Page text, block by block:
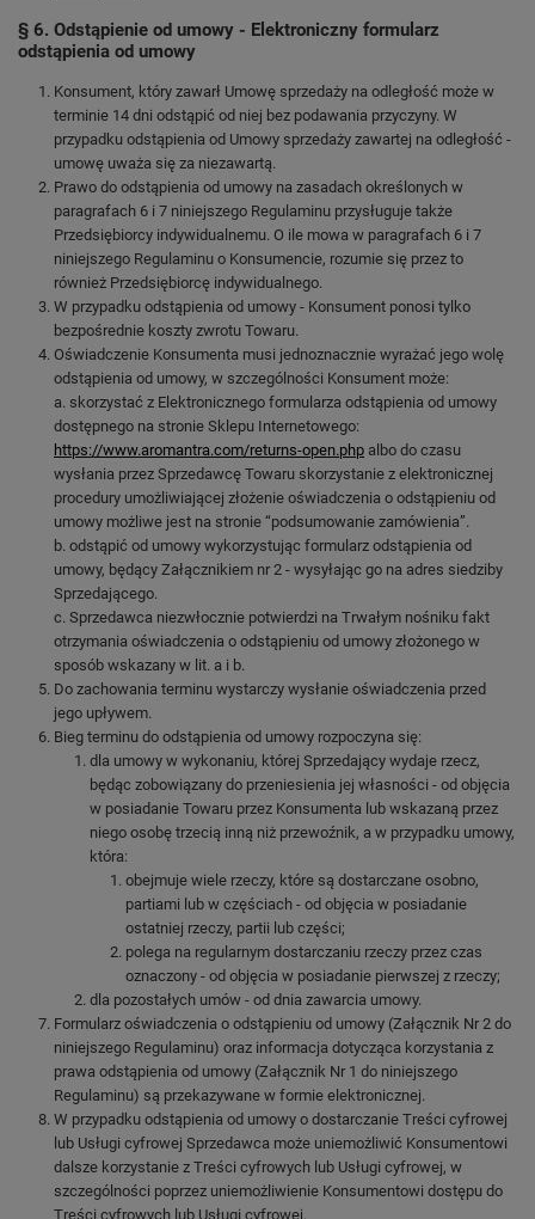
§ 6. Odstąpienie od umowy - Elektroniczny formularz
odstąpienia od umowy
Konsument, który zawarł Umowę sprzedaży na odległość może w
terminie 14 dni odstąpić od niej bez podawania przyczyny. W
przypadku odstąpienia od Umowy sprzedaży zawartej na odległość -
umowę uważa się za niezawartą.
Prawo do odstąpienia od umowy na zasadach określonych w
paragrafach 6 i 7 niniejszego Regulaminu przysługuje także
Przedsiębiorcy indywidualnemu. O ile mowa w paragrafach 6 i 7
niniejszego Regulaminu o Konsumencie, rozumie się przez to
również Przedsiębiorcę indywidualnego.
W przypadku odstąpienia od umowy - Konsument ponosi tylko
bezpośrednie koszty zwrotu Towaru.
Oświadczenie Konsumenta musi jednoznacznie wyrażać jego wolę
odstąpienia od umowy, w szczególności Konsument może:
a. skorzystać z Elektronicznego formularza odstąpienia od umowy
dostępnego na stronie Sklepu Internetowego:
https://www.aromantra.com/returns-open.php albo do czasu
wysłania przez Sprzedawcę Towaru skorzystanie z elektronicznej
procedury umożliwiającej złożenie oświadczenia o odstąpieniu od
umowy możliwe jest na stronie “podsumowanie zamówienia”.
b. odstąpić od umowy wykorzystując formularz odstąpienia od
umowy, będący Załącznikiem nr 2 - wysyłając go na adres siedziby
Sprzedającego.
c. Sprzedawca niezwłocznie potwierdzi na Trwałym nośniku fakt
otrzymania oświadczenia o odstąpieniu od umowy złożonego w
sposób wskazany w lit. a i b.
Do zachowania terminu wystarczy wysłanie oświadczenia przed
jego upływem.
Bieg terminu do odstąpienia od umowy rozpoczyna się:
dla umowy w wykonaniu, której Sprzedający wydaje rzecz,
będąc zobowiązany do przeniesienia jej własności - od objęcia
w posiadanie Towaru przez Konsumenta lub wskazaną przez
niego osobę trzecią inną niż przewoźnik, a w przypadku umowy,
która:
obejmuje wiele rzeczy, które są dostarczane osobno,
partiami lub w częściach - od objęcia w posiadanie
ostatniej rzeczy, partii lub części;
polega na regularnym dostarczaniu rzeczy przez czas
oznaczony - od objęcia w posiadanie pierwszej z rzeczy;
dla pozostałych umów - od dnia zawarcia umowy.
Formularz oświadczenia o odstąpieniu od umowy (Załącznik Nr 2 do
niniejszego Regulaminu) oraz informacja dotycząca korzystania z
prawa odstąpienia od umowy (Załącznik Nr 1 do niniejszego
Regulaminu) są przekazywane w formie elektronicznej.
W przypadku odstąpienia od umowy o dostarczanie Treści cyfrowej
lub Usługi cyfrowej Sprzedawca może uniemożliwić Konsumentowi
dalsze korzystanie z Treści cyfrowych lub Usługi cyfrowej, w
szczególności poprzez uniemożliwienie Konsumentowi dostępu do
Treści cyfrowych lub Usługi cyfrowej.